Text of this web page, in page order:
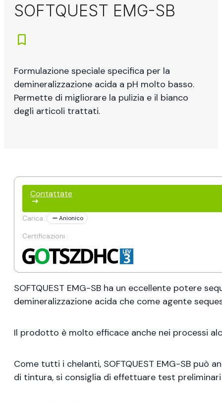
SOFTQUEST EMG-SB
Formulazione speciale specifica per la
demineralizzazione acida a pH molto basso.
Permette di migliorare la pulizia e il bianco
degli articoli trattati.
SOFTQUEST EMG-SB ha un eccellente potere
demineralizzazione acida che come agente
Il prodotto è molto efficace anche nei processi
Come tutti i chelanti, SOFTQUEST EMG-SB
di tintura, si consiglia di effettuare test
Contattate
Carica : Anionico
Certificazioni :